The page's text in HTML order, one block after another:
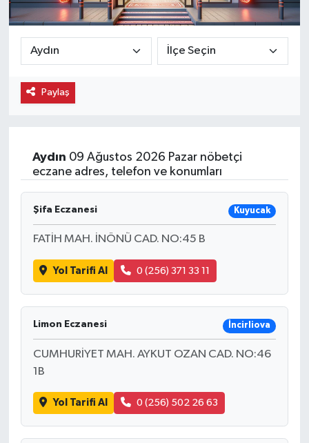
Paylaş
Aydın 09 Ağustos 2026 Pazar nöbetçi
eczane adres, telefon ve konumları
Şifa Eczanesi Kuyucak
FATİH MAH. İNÖNÜ CAD. NO:45 B
Yol Tarifi Al 0 (256) 371 33 11
Limon Eczanesi İncirliova
CUMHURİYET MAH. AYKUT OZAN CAD. NO:46
1B
Yol Tarifi Al 0 (256) 502 26 63
Ekonomi
Eleman
Emlak
Gurme
İlçe Haberleri
Keşfet
Kültür & Sanat
Magazin
Resmi İlanlar
Sağlık